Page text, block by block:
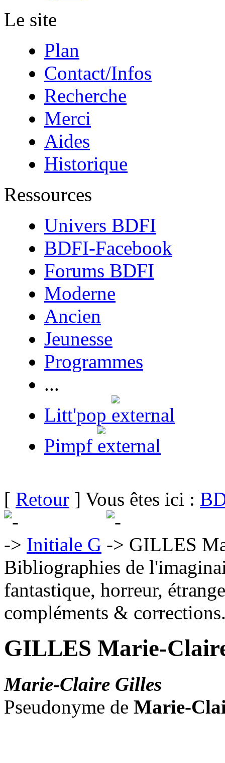
Le site
Plan
Contact/Infos
Recherche
Merci
Aides
Historique
Ressources
Univers BDFI
BDFI-Facebook
Forums BDFI
Moderne
Ancien
Jeunesse
Programmes
...
Litt'pop
Pimpf
[ Retour ] Vous êtes ici :
Initiale G
GILLES
Bibliographies de
fantastique, horreur,
compléments &
GILLES Marie-
Marie-Claire Gilles
Pseudonyme de Marie-